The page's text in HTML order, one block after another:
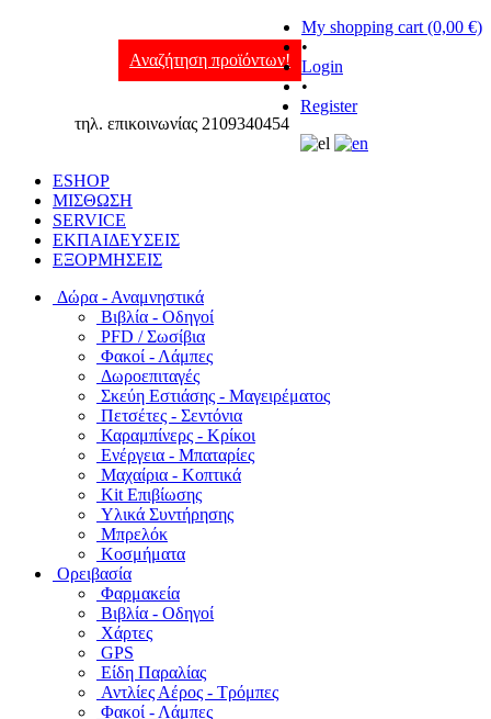
Αναζήτηση προϊόντων!
τηλ. επικοινωνίας 2109340454
My shopping cart (0,00 €)
•
Login
•
Register
ESHOP
ΜΙΣΘΩΣΗ
SERVICE
ΕΚΠΑΙΔΕΥΣΕΙΣ
ΕΞΟΡΜΗΣΕΙΣ
Δώρα - Αναμνηστικά
Βιβλία - Οδηγοί
PFD / Σωσίβια
Φακοί - Λάμπες
Δωροεπιταγές
Σκεύη Εστιάσης - Μαγειρέματος
Πετσέτες - Σεντόνια
Καραμπίνερς - Κρίκοι
Ενέργεια - Μπαταρίες
Μαχαίρια - Κοπτικά
Kit Επιβίωσης
Υλικά Συντήρησης
Μπρελόκ
Κοσμήματα
Ορειβασία
Φαρμακεία
Βιβλία - Οδηγοί
Χάρτες
GPS
Είδη Παραλίας
Αντλίες Αέρος - Τρόμπες
Φακοί - Λάμπες